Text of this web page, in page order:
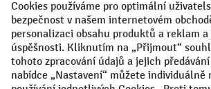
Sociální sítě
Facebook
YouTube
LinkedIn